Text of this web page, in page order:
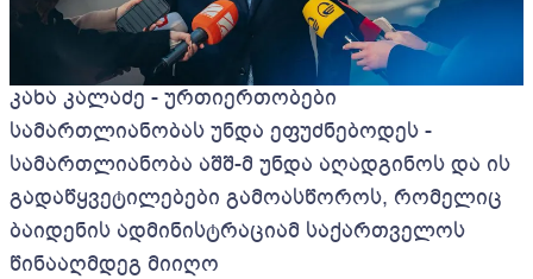
კახა კალაძე - ურთიერთობები
სამართლიანობას უნდა ეფუძნებოდეს -
სამართლიანობა აშშ-მ უნდა აღადგინოს და ის
გადაწყვეტილებები გამოასწოროს, რომელიც
ბაიდენის ადმინისტრაციამ საქართველოს
წინააღმდეგ მიიღო